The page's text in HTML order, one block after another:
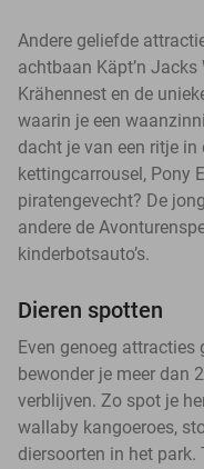
Andere geliefde
achtbaan Käpt’n
Krähennest en de
waarin je een
dacht je van een ritje
kettingcarrousel, Pony
piratengevecht? De
andere de
kinderbotsauto’s.
Dieren spotten
Even genoeg
bewonder je meer dan
verblijven. Zo spot je
wallaby kangoeroes,
diersoorten in het park.